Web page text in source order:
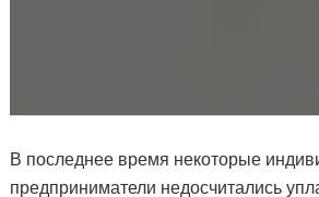
В последнее время некоторые
предприниматели недосчитались